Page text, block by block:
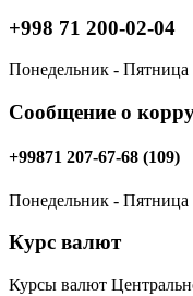
+998 71 200-02-04
Понедельник - Пятница
Сообщение о
+99871 207-67-68 (109)
Понедельник - Пятница
Курс валют
Курсы валют